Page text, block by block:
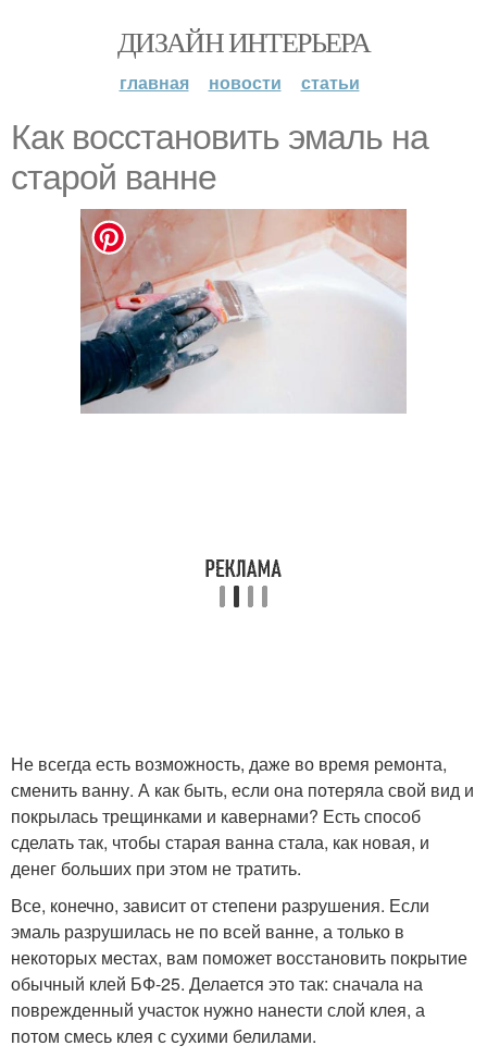
ДИЗАЙН ИНТЕРЬЕРА
главная новости статьи
Как восстановить эмаль на
старой ванне
Не всегда есть возможность, даже во время ремонта,
сменить ванну. А как быть, если она потеряла свой вид и
покрылась трещинками и кавернами? Есть способ
сделать так, чтобы старая ванна стала, как новая, и
денег больших при этом не тратить.
Все, конечно, зависит от степени разрушения. Если
эмаль разрушилась не по всей ванне, а только в
некоторых местах, вам поможет восстановить покрытие
обычный клей БФ-25. Делается это так: сначала на
поврежденный участок нужно нанести слой клея, а
потом смесь клея с сухими белилами.